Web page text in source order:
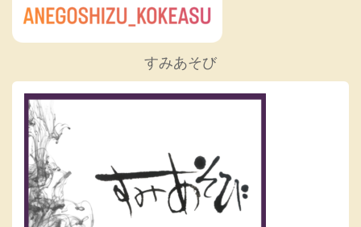
すみあそび